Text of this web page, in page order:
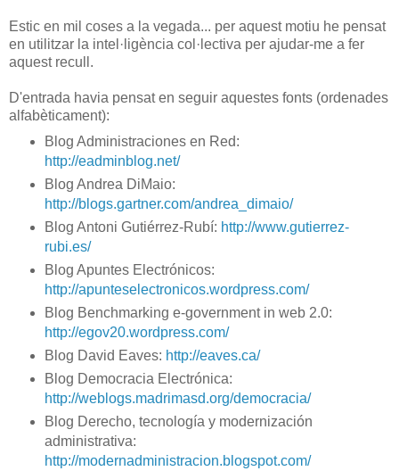
Estic en mil coses a la vegada... per aquest motiu he pensat
en utilitzar la intel·ligència col·lectiva per ajudar-me a fer
aquest recull.
D'entrada havia pensat en seguir aquestes fonts (ordenades
alfabèticament):
Blog Administraciones en Red:
http://eadminblog.net/
Blog Andrea DiMaio:
http://blogs.gartner.com/andrea_dimaio/
Blog Antoni Gutiérrez-Rubí: http://www.gutierrez-
rubi.es/
Blog Apuntes Electrónicos:
http://apunteselectronicos.wordpress.com/
Blog Benchmarking e-government in web 2.0:
http://egov20.wordpress.com/
Blog David Eaves: http://eaves.ca/
Blog Democracia Electrónica:
http://weblogs.madrimasd.org/democracia/
Blog Derecho, tecnología y modernización
administrativa:
http://modernadministracion.blogspot.com/